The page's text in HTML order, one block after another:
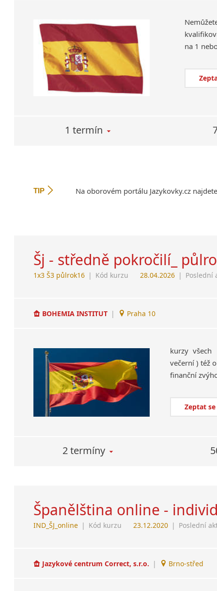
1 termín
TIP Na oborovém portálu Jazykovky.cz
Šj - středně pokročilí_
1x3 Š3 půlrok16 | Kód kurzu 28.04.2026 | Poslední
BOHEMIA INSTITUT | Praha 10
kurzy
večerní ) též
Zeptat
2 termíny
Španělština online -
IND_ŠJ_online | Kód kurzu 23.12.2020 | Poslední
Jazykové centrum Correct, s.r.o. | Brno-střed